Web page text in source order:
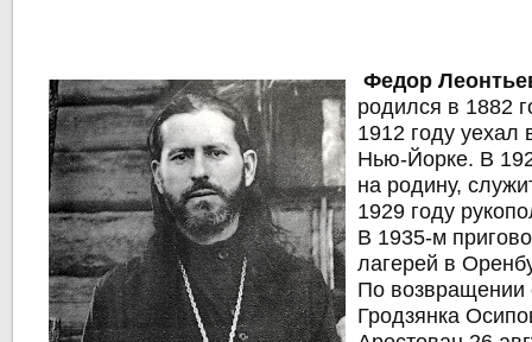
Федор
родился в 1882
1912 году
Нью-Йорке. В
на родину,
1929 году
В 1935-м
лагерей в
По возвращении
Гродзянка